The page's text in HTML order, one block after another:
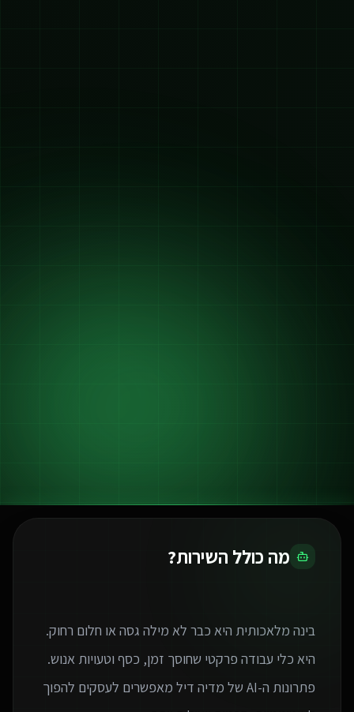
מה כולל השירות?
בינה מלאכותית היא כבר לא מילה גסה או חלום רחוק.
פתרונות ה-AI של מדיה דיל מאפשרים לעסקים להפוך